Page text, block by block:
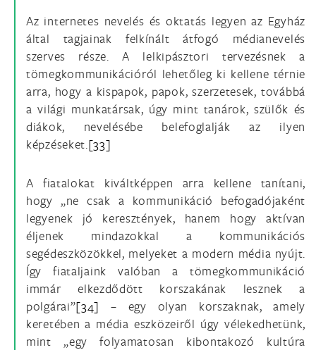
Az internetes nevelés és oktatás legyen az Egyház
által tagjainak felkínált átfogó médianevelés
szerves része. A lelkipásztori tervezésnek a
tömegkommunikációról lehetőleg ki kellene térnie
arra, hogy a kispapok, papok, szerzetesek, továbbá
a világi munkatársak, úgy mint tanárok, szülők és
diákok, nevelésébe belefoglalják az ilyen
képzéseket.[33]
A fiatalokat kiváltképpen arra kellene tanítani,
hogy „ne csak a kommunikáció befogadójaként
legyenek jó keresztények, hanem hogy aktívan
éljenek mindazokkal a kommunikációs
segédeszközökkel, melyeket a modern média nyújt.
Így fiataljaink valóban a tömegkommunikáció
immár elkezdődött korszakának lesznek a
polgárai”[34] – egy olyan korszaknak, amely
keretében a média eszközeiről úgy vélekedhetünk,
mint „egy folyamatosan kibontakozó kultúra